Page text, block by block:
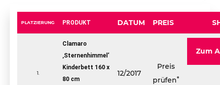
PLATZIERUNG PRODUKT DATUM PREIS
1.
Clamaro
‚Sternenhimmel‘
Kinderbett 160 x
80 cm
12/2017
Preis
prüfen
Zum